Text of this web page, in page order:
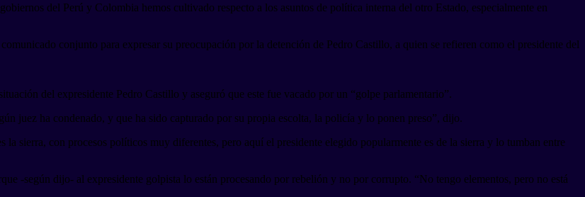
del Perú y Colombia hemos cultivado respecto a los asuntos de política interna del otro Estado, especialmente en
conjunto para expresar su preocupación por la detención de Pedro Castillo, a quien se refieren como el presidente del
del expresidente Pedro Castillo y aseguró que este fue vacado por un “golpe parlamentario”.
juez ha condenado, y que ha sido capturado por su propia escolta, la policía y lo ponen preso”, dijo.
sierra, con procesos políticos muy diferentes, pero aquí el presidente elegido popularmente es de la sierra y lo tumban entre
-según dijo- al expresidente golpista lo están procesando por rebelión y no por corrupto. “No tengo elementos, pero no está